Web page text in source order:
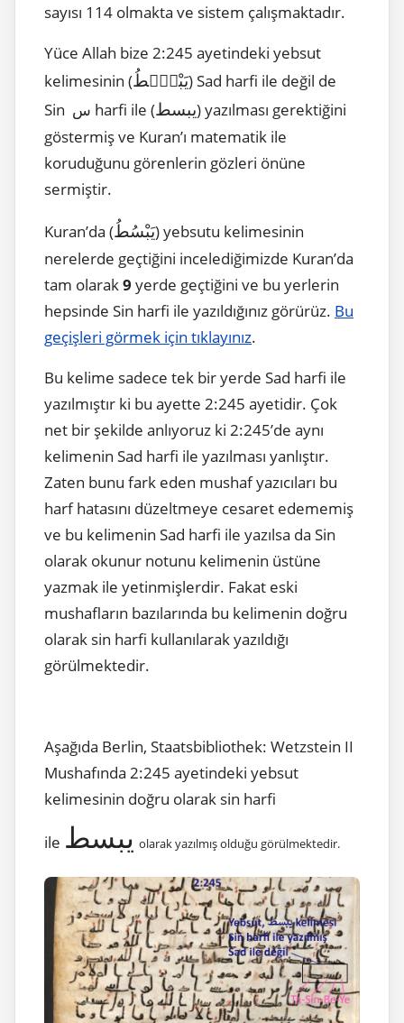
sayısı 114 olmakta ve sistem çalışmaktadır.
Yüce Allah bize 2:245 ayetindeki yebsut
kelimesinin (يَبْصُۜطُ) Sad harfi ile değil de
Sin س harfi ile (يبسط) yazılması gerektiğini
göstermiş ve Kuran’ı matematik ile
koruduğunu görenlerin gözleri önüne
sermiştir.
Kuran’da (يَبْسُطُ) yebsutu kelimesinin
nerelerde geçtiğini incelediğimizde Kuran’da
tam olarak9 yerde geçtiğini ve bu yerlerin
hepsinde Sin harfi ile yazıldığınız görürüz. Bu
geçişleri görmek için tıklayınız.
Bu kelime sadece tek bir yerde Sad harfi ile
yazılmıştır ki bu ayette 2:245 ayetidir. Çok
net bir şekilde anlıyoruz ki 2:245’de aynı
kelimenin Sad harfi ile yazılması yanlıştır.
Zaten bunu fark eden mushaf yazıcıları bu
harf hatasını düzeltmeye cesaret edememiş
ve bu kelimenin Sad harfi ile yazılsa da Sin
olarak okunur notunu kelimenin üstüne
yazmak ile yetinmişlerdir. Fakat eski
mushafların bazılarında bu kelimenin doğru
olarak sin harfi kullanılarak yazıldığı
görülmektedir.
Aşağıda Berlin, Staatsbibliothek: Wetzstein II
Mushafında 2:245 ayetindeki yebsut
kelimesinin doğru olarak sin harfi
ile يبسط olarak yazılmış olduğu görülmektedir.